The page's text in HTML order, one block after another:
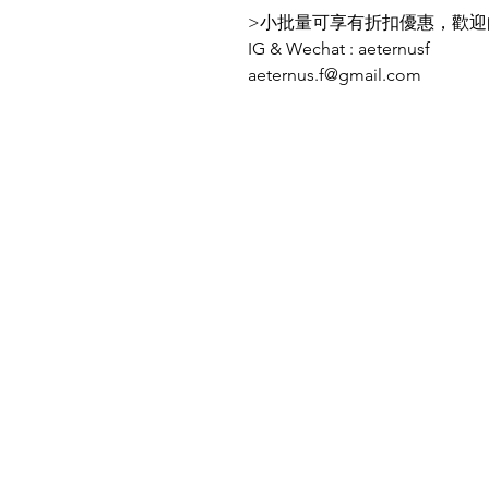
>小批量可享有折扣優惠，歡
IG & Wechat : aeternusf
aeternus.f@gmail.com